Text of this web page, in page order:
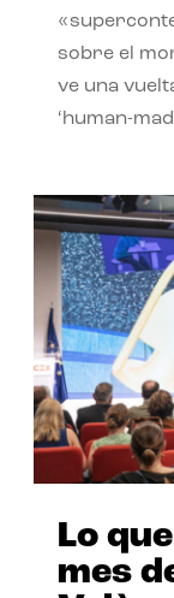
sobre el
ve una
‘human-
Lo
mes